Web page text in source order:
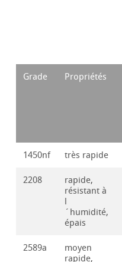
Grade Propriétés
1450nf très rapide
2208
rapide,
résistant à
´humidité,
épais
2589a
moyen
rapide,